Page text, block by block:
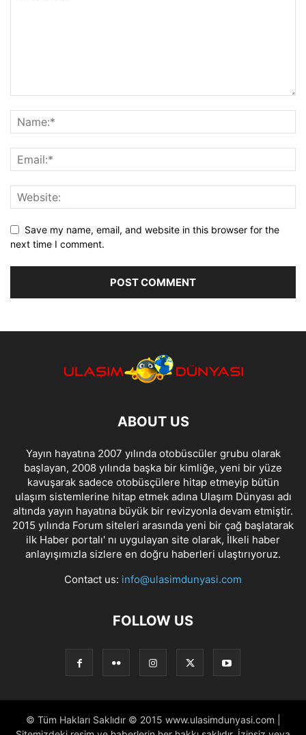
Save my name, email, and website in this browser for the
next time I comment.
ABOUT US
Yayın hayatına 2007 yılında otobüscüler grubu olarak
başlayan, 2008 yılında başka bir kimliğe, yeni bir yüze
kavuşarak sadece otobüsçülere hitap etmeyip bütün
ulaşım sistemlerine hitap etmek adına Ulaşım Dünyası adı
altında yayın hayatına büyük bir revizyonla devam etmiştir.
2015 yılında Forum siteleri arasında yeni bir çağ başlatarak
ilk Haber portalı' nı uygulayan site olarak, İlkeli haber
anlayışımızla sizlere en doğru haberleri ulaştırıyoruz.
Contact us: info@ulasimdunyasi.com
FOLLOW US
© Tüm Hakları Saklıdır © 2015 www.ulasimdunyasi.com |